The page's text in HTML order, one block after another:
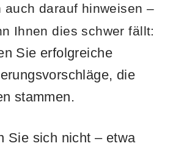
auch darauf hinweisen –
Ihnen dies schwer fällt:
Sie erfolgreiche
die
stammen.
Sie sich nicht – etwa